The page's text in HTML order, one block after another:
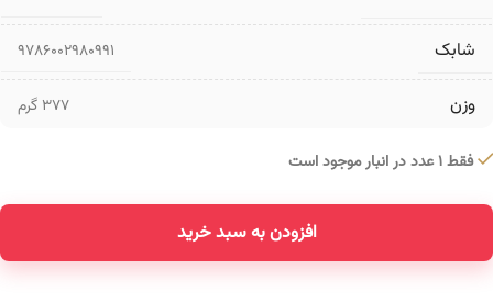
شابک 9786002980991
وزن 377 گرم
فقط 1 عدد در انبار موجود است
افزودن به سبد خرید